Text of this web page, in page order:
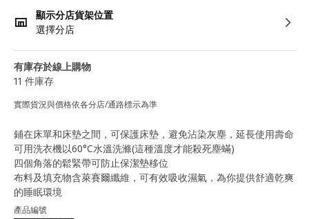
顯示分店貨架位置
選擇分店
有庫存於線上購物
11 件庫存
實際貨況與價格依各分店/通路標示為準
鋪在床單和床墊之間，可保護床墊，避免沾染灰塵，延長使用壽命
可用洗衣機以60°C水溫洗滌(這種溫度才能殺死塵蟎)
四個角落的鬆緊帶可防止保潔墊移位
布料及填充物含萊賽爾纖維，可有效吸收濕氣，為你提供舒適乾爽
的睡眠環境
產品編號